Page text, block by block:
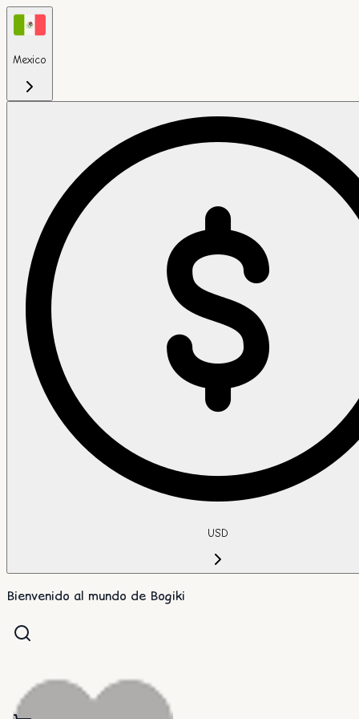
Mexico
USD
Bienvenido al mundo de Bogiki